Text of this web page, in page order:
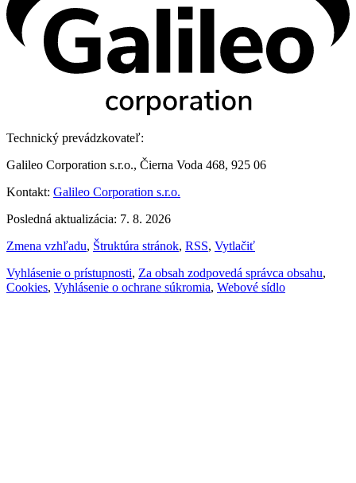
Technický prevádzkovateľ:
Galileo Corporation s.r.o., Čierna Voda 468, 925 06
Kontakt: Galileo Corporation s.r.o.
Posledná aktualizácia: 7. 8. 2026
Zmena vzhľadu, Štruktúra stránok, RSS, Vytlačiť
Vyhlásenie o prístupnosti, Za obsah zodpovedá správca obsahu,
Cookies, Vyhlásenie o ochrane súkromia, Webové sídlo